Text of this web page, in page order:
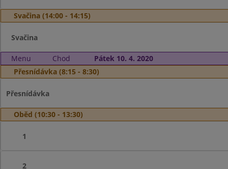
Svačina (14:00 - 14:15)
Svačina
Menu Chod
Pátek 10. 4. 2020
Přesnídávka (8:15 - 8:30)
Přesnídávka
Oběd (10:30 - 13:30)
1
2